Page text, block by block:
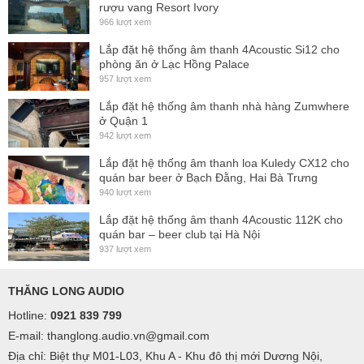
rượu vang Resort Ivory
966 lượt xem
Lắp đặt hệ thống âm thanh 4Acoustic Si12 cho
phòng ăn ở Lạc Hồng Palace
957 lượt xem
Lắp đặt hệ thống âm thanh nhà hàng Zumwhere
ở Quận 1
942 lượt xem
Lắp đặt hệ thống âm thanh loa Kuledy CX12 cho
quán bar beer ở Bạch Đằng, Hai Bà Trưng
940 lượt xem
Lắp đặt hệ thống âm thanh 4Acoustic 112K cho
quán bar – beer club tại Hà Nội
937 lượt xem
THĂNG LONG AUDIO
Hotline: 0921 839 799
E-mail: thanglong.audio.vn@gmail.com
Địa chỉ: Biệt thự M01-L03, Khu A - Khu đô thị mới Dương Nội,